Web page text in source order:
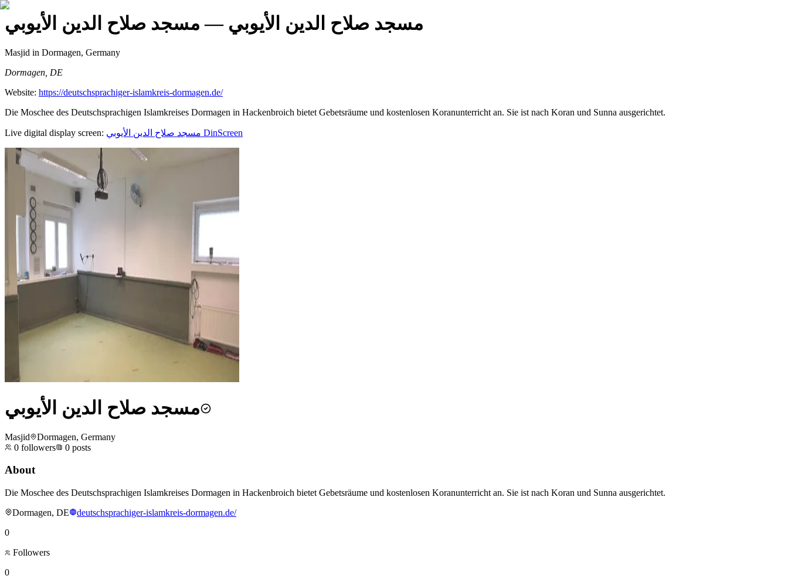
مسجد صلاح الدين الأيوبي — مسجد صلاح الدين الأيوبي
Masjid in Dormagen, Germany
Dormagen, DE
Website: https://deutschsprachiger-islamkreis-dormagen.de/
Die Moschee des Deutschsprachigen Islamkreises Dormagen in Hackenbroich bietet Gebetsräume und kostenlosen Koranunterricht an. Sie ist nach Koran und Sunna ausgerichtet.
Live digital display screen: مسجد صلاح الدين الأيوبي DinScreen
مسجد صلاح الدين الأيوبي
Masjid
Dormagen, Germany
0 followers 0 posts
About
Die Moschee des Deutschsprachigen Islamkreises Dormagen in Hackenbroich bietet Gebetsräume und kostenlosen Koranunterricht an. Sie ist nach Koran und Sunna ausgerichtet.
Dormagen, DE
deutschsprachiger-islamkreis-dormagen.de/
0
Followers
0